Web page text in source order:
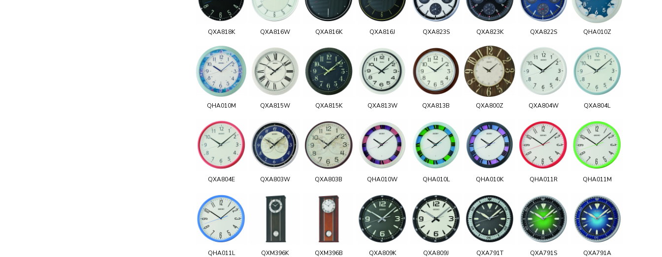
QXA818K QXA816W QXA816K QXA816J QXA823S QXA823K QXA822S QHA010Z
QHA010M QXA815W QXA815K QXA813W QXA813B QXA800Z QXA804W QXA804L
QXA804E QXA803W QXA803B QHA010W QHA010L QHA010K QHA011R QHA011M
QHA011L QXM396K QXM396B QXA809K QXA809J QXA791T QXA791S QXA791A